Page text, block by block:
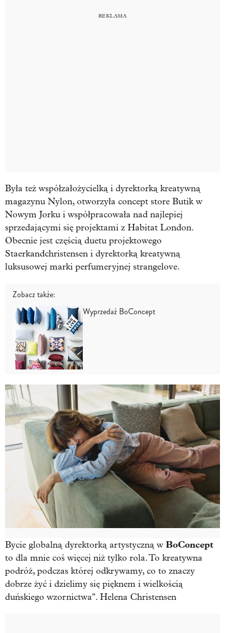
Była też współzałożycielką i dyrektorką kreatywną
magazynu Nylon, otworzyła concept store Butik w
Nowym Jorku i współpracowała nad najlepiej
sprzedającymi się projektami z Habitat London.
Obecnie jest częścią duetu projektowego
Staerkandchristensen i dyrektorką kreatywną
luksusowej marki perfumeryjnej strangelove.
Zobacz także:
Wyprzedaż BoConcept
Bycie globalną dyrektorką artystyczną w BoConcept
to dla mnie coś więcej niż tylko rola. To kreatywna
podróż, podczas której odkrywamy, co to znaczy
dobrze żyć i dzielimy się pięknem i wielkością
duńskiego wzornictwa". Helena Christensen